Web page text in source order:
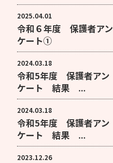
2025.04.01
令和６年度 保護者アン
ケート①
2024.03.18
令和5年度 保護者アン
ケート 結果 ...
2024.03.18
令和5年度 保護者アン
ケート 結果 ...
2023.12.26